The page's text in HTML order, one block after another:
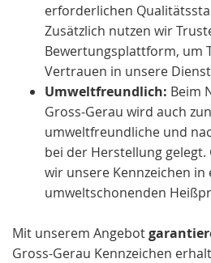
erforderlichen
Zusätzlich nutzen wir
Bewertungsplattform, um
Vertrauen in unsere
Umweltfreundlich: Beim
Gross-Gerau wird auch
umweltfreundliche und
bei der Herstellung
wir unsere Kennzeichen in
umweltschonenden
Mit unserem Angebot
Gross-Gerau Kennzeichen